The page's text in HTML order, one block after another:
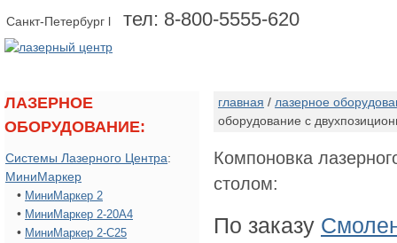
Санкт-Петербург l тел: 8-800-5555-620
ЛАЗЕРНОЕ
ОБОРУДОВАНИЕ:
Системы Лазерного Центра:
МиниМаркер
• МиниМаркер 2
• МиниМаркер 2-20А4
• МиниМаркер 2-C25
главная / лазерное
оборудование с
Компоновка
столом:
По заказу